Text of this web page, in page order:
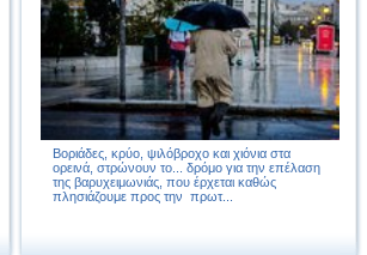
Βοριάδες, κρύο, ψιλόβροχο και χιόνια στα
ορεινά, στρώνουν το... δρόμο για την επέλαση
της βαρυχειμωνιάς, που έρχεται καθώς
πλησιάζουμε προς την πρωτ...